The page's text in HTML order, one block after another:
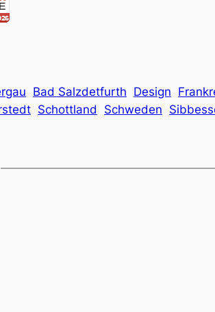
Bad Salzdetfurth Design
Schottland Schweden